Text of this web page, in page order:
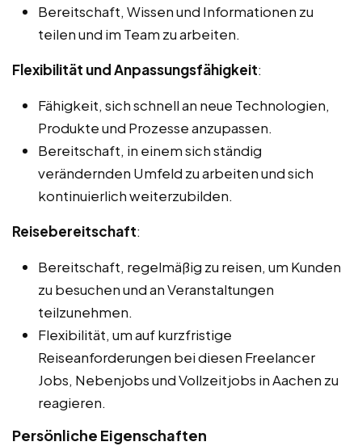
Bereitschaft, Wissen und Informationen zu
teilen und im Team zu arbeiten.
Flexibilität und Anpassungsfähigkeit:
Fähigkeit, sich schnell an neue Technologien,
Produkte und Prozesse anzupassen.
Bereitschaft, in einem sich ständig
verändernden Umfeld zu arbeiten und sich
kontinuierlich weiterzubilden.
Reisebereitschaft:
Bereitschaft, regelmäßig zu reisen, um Kunden
zu besuchen und an Veranstaltungen
teilzunehmen.
Flexibilität, um auf kurzfristige
Reiseanforderungen bei diesen Freelancer
Jobs, Nebenjobs und Vollzeitjobs in Aachen zu
reagieren.
Persönliche Eigenschaften